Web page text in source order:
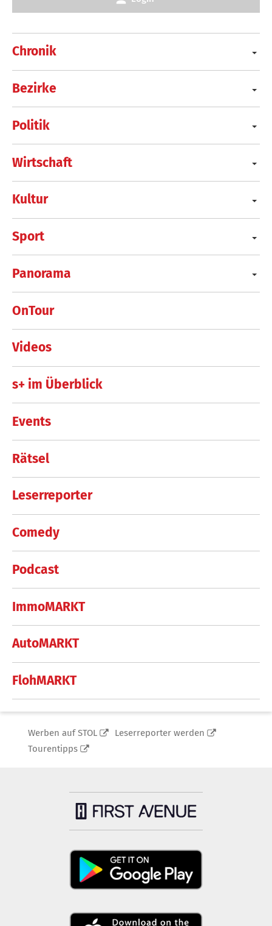
Chronik
Bezirke
Politik
Wirtschaft
Kultur
Sport
Panorama
OnTour
Videos
s+ im Überblick
Events
Rätsel
Leserreporter
Comedy
Podcast
ImmoMARKT
AutoMARKT
FlohMARKT
Werben auf STOL
Leserreporter werden
Tourentipps